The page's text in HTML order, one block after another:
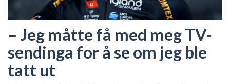
– Jeg måtte få med meg TV-
sendinga for å se om jeg ble
tatt ut